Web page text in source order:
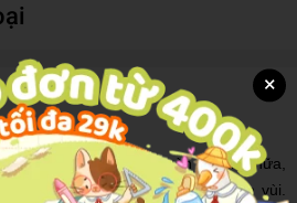
đại, sự im lặng không còn là vàng nữa,
thì dù là vàng cũng sẽ bị chôn vùi.
×